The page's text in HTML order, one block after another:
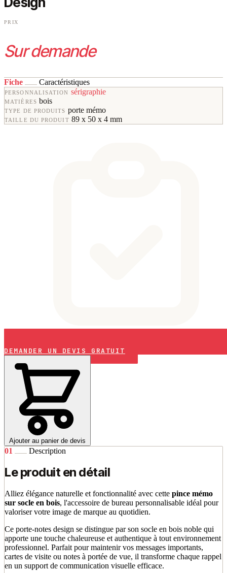
PRIX
Sur demande
Fiche Caractéristiques
PERSONNALISATION sérigraphie
MATIÈRES bois
TYPE DE PRODUITS porte mémo
TAILLE DU PRODUIT 89 x 50 x 4 mm
DEMANDER UN DEVIS GRATUIT
Ajouter au panier de devis
01 Description
Le produit en détail
Alliez élégance naturelle et fonctionnalité avec cette pince mémo
sur socle en bois, l'accessoire de bureau personnalisable idéal pour
valoriser votre image de marque au quotidien.
Ce porte-notes design se distingue par son socle en bois noble qui
apporte une touche chaleureuse et authentique à tout environnement
professionnel. Parfait pour maintenir vos messages importants,
cartes de visite ou notes à portée de vue, il transforme chaque rappel
en un support de communication visuelle efficace.